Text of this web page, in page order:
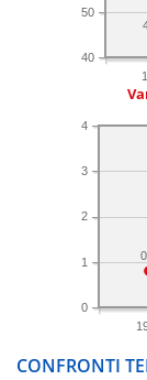
40
50
0
1
2
3
4
CONFRONTI